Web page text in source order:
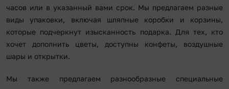
часов или в указанный вами срок. Мы предлагаем разные
виды упаковки, включая шляпные коробки и корзины,
которые подчеркнут изысканность подарка. Для тех, кто
хочет дополнить цветы, доступны конфеты, воздушные
шары и открытки.
Мы также предлагаем разнообразные специальные